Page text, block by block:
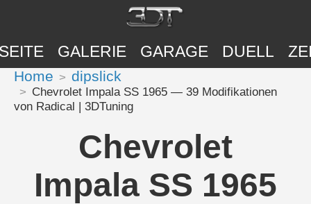
GALERIE GARAGE DUELL
Home dipslick
Chevrolet Impala SS 1965 — 39 Modifikationen
von Radical | 3DTuning
Chevrolet
Impala SS 1965